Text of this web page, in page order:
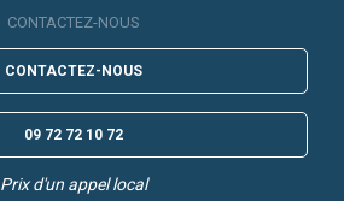
CONTACTEZ-NOUS
CONTACTEZ-NOUS
09 72 72 10 72
Prix d'un appel local